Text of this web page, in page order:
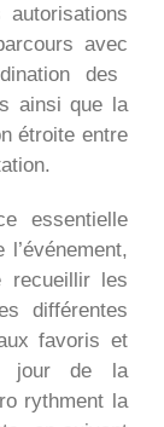
autorisations
avec
des
ainsi que la
étroite entre
essentielle
recueillir les
différentes
favoris et
jour de la
rythment la